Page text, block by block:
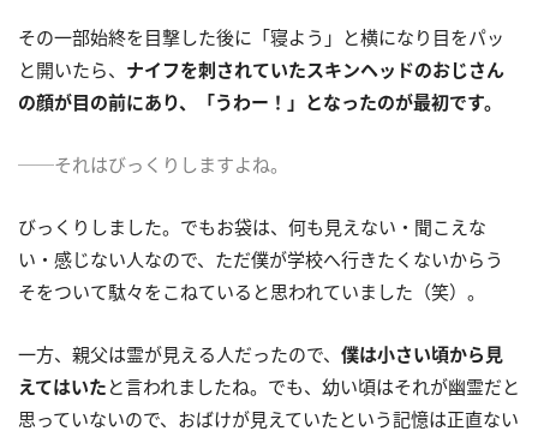
その一部始終を目撃した後に「寝よう」と横になり目をパッ
と開いたら、 ナイフを刺されていたスキンヘッドのおじさん
の顔が目の前にあり、「うわー！」となったのが最初です。
──それはびっくりしますよね。
びっくりしました。でもお袋は、何も見えない・聞こえな
い・感じない人なので、ただ僕が学校へ行きたくないからう
そをついて駄々をこねていると思われていました（笑）。
一方、親父は霊が見える人だったので、 僕は小さい頃から見
えてはいた と言われましたね。でも、幼い頃はそれが幽霊だと
思っていないので、おばけが見えていたという記憶は正直ない